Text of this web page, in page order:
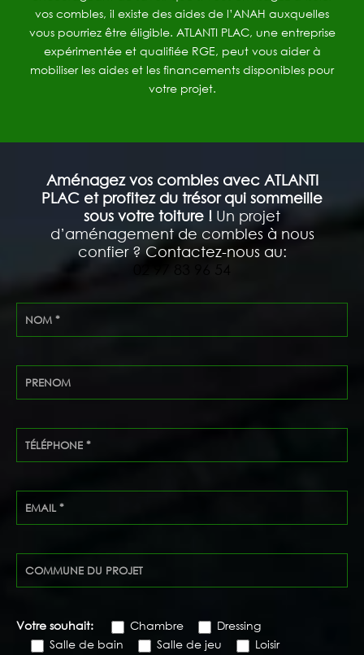
vos combles, il existe des aides de l’ANAH auxquelles
vous pourriez être éligible. ATLANTI PLAC, une entreprise
expérimentée et qualifiée RGE, peut vous aider à
mobiliser les aides et les financements disponibles pour
votre projet.
Aménagez vos combles avec ATLANTI
PLAC et profitez du trésor qui sommeille
sous votre toiture ! Un projet
d’aménagement de combles à nous
confier ? Contactez-nous au:
Votre souhait: Chambre
Dressing
Salle de bain
Salle de jeu
Loisir